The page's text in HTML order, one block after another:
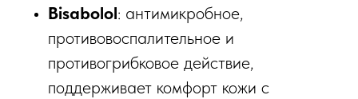
Bisabolol: антимикробное,
противовоспалительное и
противогрибковое действие,
поддерживает комфорт кожи с